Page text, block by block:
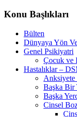
Konu Başlıkları
Bülten
Dünyaya Yön
Genel Psikiyatri
Çocuk ve
Hastalıklar –
Anksiyete
Başka Bir
Başka
Cinsel